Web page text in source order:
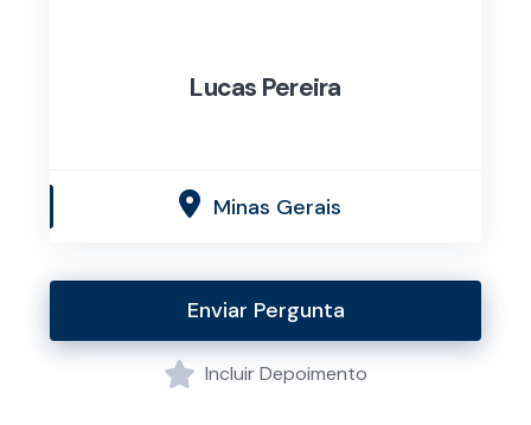
Lucas Pereira
Minas Gerais
Enviar Pergunta
Incluir Depoimento